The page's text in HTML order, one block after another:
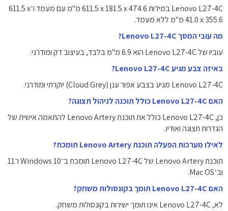
Lenovo L27-4C במידות ‎611.5 x 181.5 x 474.6 מ"מ‎ עם מעמד ו־‎611.5 x
41.0 x 355.6 מ"מ‎ ללא מעמד.
מה עובי המסך Lenovo L27-4C?
עוביו של Lenovo L27-4C הוא ‎6.9 מ"מ‎ בלבד, בעיצוב דק ומודרני.
באיזה צבע מגיע Lenovo L27-4C?
Lenovo L27-4C מגיע בצבע אפור ענן (Cloud Grey) יוקרתי ומודרני.
האם Lenovo L27-4C כולל תוכנה לניהול תצוגה?
כן, Lenovo L27-4C כולל את תוכנת ‎Lenovo Artery‎ להתאמה אישית של
הגדרות תצוגה ואודיו.
לאילו מערכות הפעלה תוכנת Lenovo Artery תומכת?
תוכנת Lenovo Artery של Lenovo L27-4C תומכת ב־Windows 10 ו־11
וב־Mac OS.
האם Lenovo L27-4C תומך בקונסולות משחק?
לא, Lenovo L27-4C אינו תומך ישירות בקונסולות משחק.